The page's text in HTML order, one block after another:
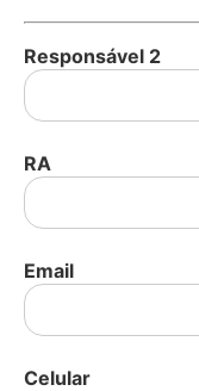
Responsável 2
RA
Email
Celular